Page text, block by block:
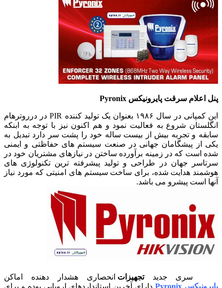
پنل اعلام سرقت پایرونیکس Pyronix
این کمپانی در سال ۱۹۸۶ بعنوان یک تولید کننده PIRدر درروترهام
انگلستان شروع به فعالیت نمود و هم اکنون نیز با توجه به ابنکه
سابقه و تجربه بیش از بیست ساله خود را پشت سر دارد تبدیل به
یکی از پیشگامان جهانی در صنعت سیستم های حفاظتی و ایمنی
شده است که در زمینه برآورده ساختن در نیازهای مشتریان خود در
سرتاسر جهان در طراحی و تولید پیشرفته ترین تکنولوژی های
هوشمند هدایت شده، برای ساخت سیستم های امنیتی که مورد نیاز
آنها است پیشرو می باشد.
سری جدیدتجهیزات انحصاری هشدار دهنده اماکن
پایرونیکس Pyronix
دارای آخرین استانداردهای اروپایی بوده و برای